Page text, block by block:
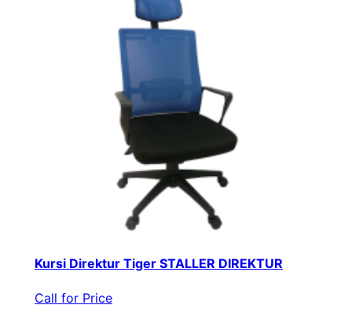
Kursi Direktur Tiger STALLER DIREKTUR
Call for Price